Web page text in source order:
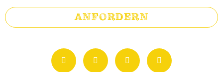
ANFORDERN
F
a
I
n
T
i
G
o